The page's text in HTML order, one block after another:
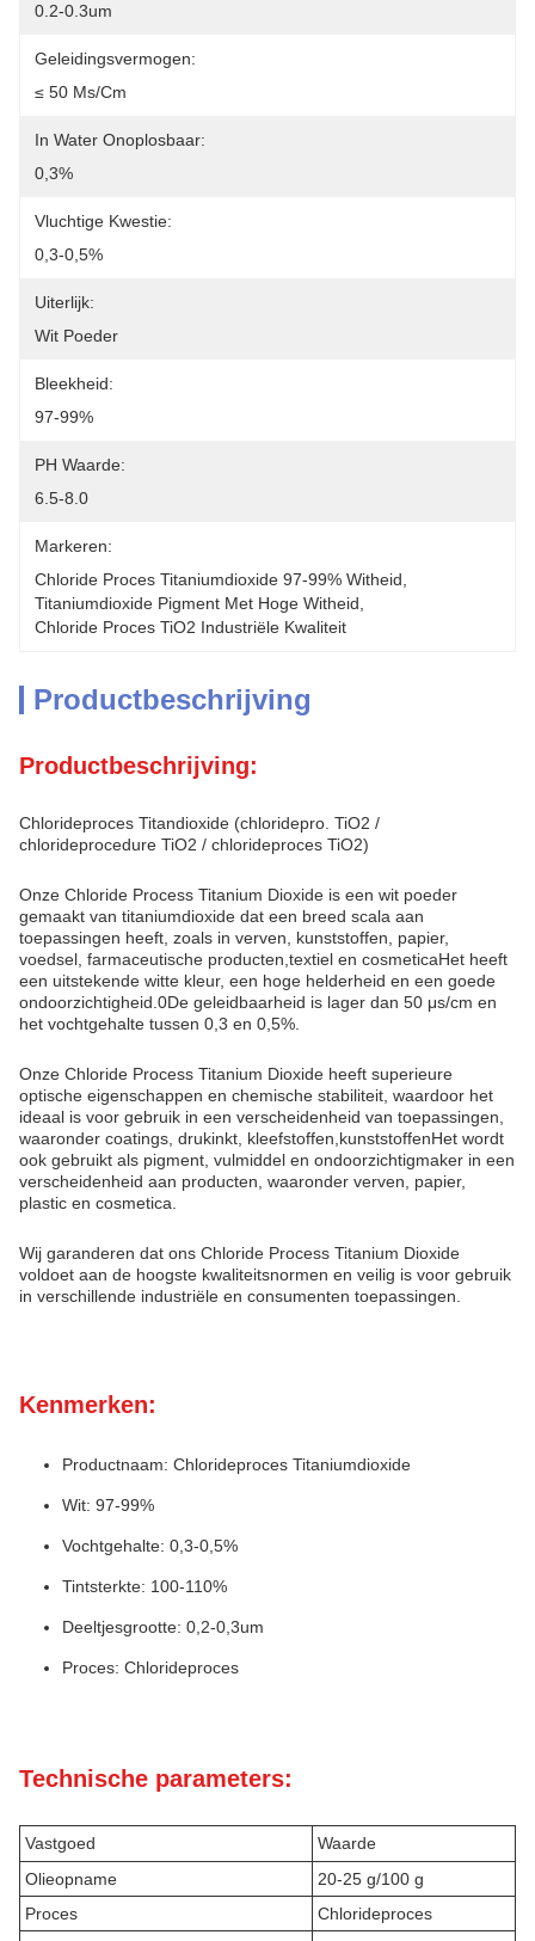
0.2-0.3um
Geleidingsvermogen:
≤ 50 Μs/cm
In Water Onoplosbaar:
0,3%
Vluchtige Kwestie:
0,3-0,5%
Uiterlijk:
Wit Poeder
Bleekheid:
97-99%
PH Waarde:
6.5-8.0
Markeren:
Chloride Proces Titaniumdioxide 97-99% Witheid
Titaniumdioxide Pigment Met Hoge Witheid
Chloride Proces TiO2 Industriële Kwaliteit
Productbeschrijving
Productbeschrijving:
Chlorideproces Titandioxide (chloridepro. TiO2 /
chlorideprocedure TiO2 / chlorideproces TiO2)
Onze Chloride Process Titanium Dioxide is een wit poeder
gemaakt van titaniumdioxide dat een breed scala aan
toepassingen heeft, zoals in verven, kunststoffen, papier,
voedsel, farmaceutische producten,textiel en cosmeticaHet heeft
een uitstekende witte kleur, een hoge helderheid en een goede
ondoorzichtigheid.0De geleidbaarheid is lager dan 50 μs/cm en
het vochtgehalte tussen 0,3 en 0,5%.
Onze Chloride Process Titanium Dioxide heeft superieure
optische eigenschappen en chemische stabiliteit, waardoor het
ideaal is voor gebruik in een verscheidenheid van toepassingen,
waaronder coatings, drukinkt, kleefstoffen,kunststoffenHet wordt
ook gebruikt als pigment, vulmiddel en ondoorzichtigmaker in een
verscheidenheid aan producten, waaronder verven, papier,
plastic en cosmetica.
Wij garanderen dat ons Chloride Process Titanium Dioxide
voldoet aan de hoogste kwaliteitsnormen en veilig is voor gebruik
in verschillende industriële en consumenten toepassingen.
Kenmerken:
Productnaam: Chlorideproces Titaniumdioxide
Wit: 97-99%
Vochtgehalte: 0,3-0,5%
Tintsterkte: 100-110%
Deeltjesgrootte: 0,2-0,3um
Proces: Chlorideproces
Technische parameters:
Vastgoed
Waarde
Olieopname
20-25 g/100 g
Proces
Chlorideproces